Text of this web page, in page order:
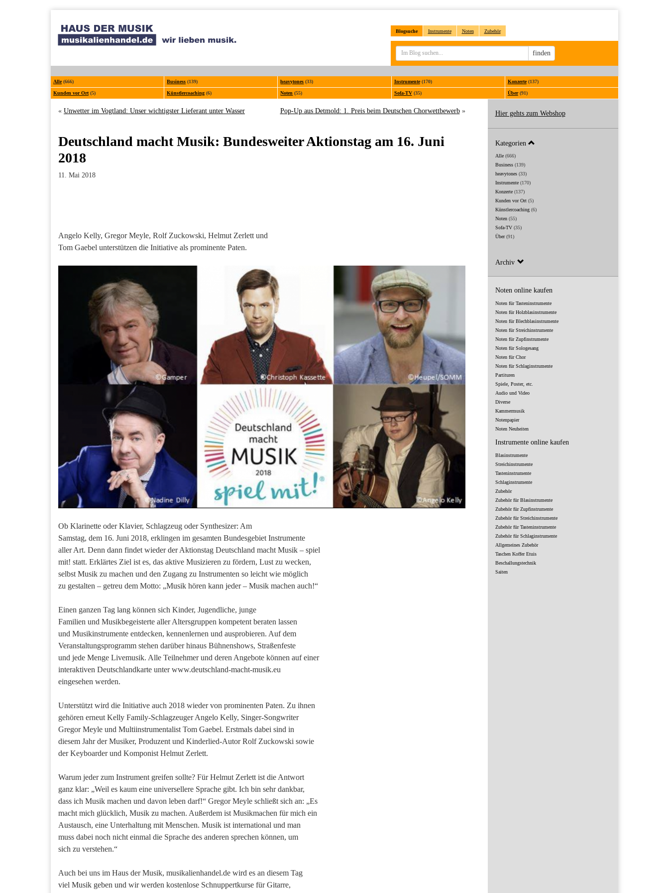
Blogsuche Instrumente Noten Zubehör
Sucheingabe
finden
Alle(666) Business (139) heavytones (33) Instrumente(170) Konzerte(137)
Kunden vor Ort (5) Künstlercoaching (6) Noten (55) Sofa-TV(35) Über(91)
« Unwetter im Vogtland: Unser wichtigster Lieferant unter Wasser Pop-Up aus Detmold: 1. Preis beim Deutschen Chorwettbewerb»
Deutschland macht Musik: Bundesweiter Aktionstag am 16. Juni
2018
11. Mai 2018
Angelo Kelly, Gregor Meyle, Rolf Zuckowski, Helmut Zerlett und
Tom Gaebel unterstützen die Initiative als prominente Paten.
Ob Klarinette oder Klavier, Schlagzeug oder Synthesizer: Am
Samstag, dem 16. Juni 2018, erklingen im gesamten Bundesgebiet Instrumente
aller Art. Denn dann findet wieder der Aktionstag Deutschland macht Musik – spiel
mit! statt. Erklärtes Ziel ist es, das aktive Musizieren zu fördern, Lust zu wecken,
selbst Musik zu machen und den Zugang zu Instrumenten so leicht wie möglich
zu gestalten – getreu dem Motto: „Musik hören kann jeder – Musik machen auch!“
Einen ganzen Tag lang können sich Kinder, Jugendliche, junge
Familien und Musikbegeisterte aller Altersgruppen kompetent beraten lassen
und Musikinstrumente entdecken, kennenlernen und ausprobieren. Auf dem
Veranstaltungsprogramm stehen darüber hinaus Bühnenshows, Straßenfeste
und jede Menge Livemusik. Alle Teilnehmer und deren Angebote können auf einer
interaktiven Deutschlandkarte unter www.deutschland-macht-musik.eu
eingesehen werden.
Unterstützt wird die Initiative auch 2018 wieder von prominenten Paten. Zu ihnen
gehören erneut Kelly Family-Schlagzeuger Angelo Kelly, Singer-Songwriter
Gregor Meyle und Multiinstrumentalist Tom Gaebel. Erstmals dabei sind in
diesem Jahr der Musiker, Produzent und Kinderlied-Autor Rolf Zuckowski sowie
der Keyboarder und Komponist Helmut Zerlett.
Warum jeder zum Instrument greifen sollte? Für Helmut Zerlett ist die Antwort
ganz klar: „Weil es kaum eine universellere Sprache gibt. Ich bin sehr dankbar,
dass ich Musik machen und davon leben darf!“ Gregor Meyle schließt sich an: „Es
macht mich glücklich, Musik zu machen. Außerdem ist Musikmachen für mich ein
Austausch, eine Unterhaltung mit Menschen. Musik ist international und man
muss dabei noch nicht einmal die Sprache des anderen sprechen können, um
sich zu verstehen.“
Auch bei uns im Haus der Musik, musikalienhandel.de wird es an diesem Tag
viel Musik geben und wir werden kostenlose Schnuppertkurse für Gitarre,
Hier gehts zum Webshop
Kategorien
Alle(666)
Business(139)
heavytones(33)
Instrumente(170)
Konzerte(137)
Kunden vor Ort(5)
Künstlercoaching(6)
Noten(55)
Sofa-TV(35)
Über(91)
Archiv
Noten online kaufen
Noten für Tasteninstrumente
Noten für Holzblasinstrumente
Noten für Blechblasinstrumente
Noten für Streichinstrumente
Noten für Zupfinstrumente
Noten für Sologesang
Noten für Chor
Noten für Schlaginstrumente
Partituren
Spiele, Poster, etc.
Audio und Video
Diverse
Kammermusik
Notenpapier
Noten Neuheiten
Instrumente online kaufen
Blasinstrumente
Streichinstrumente
Tasteninstrumente
Schlaginstrumente
Zubehör
Zubehör für Blasinstrumente
Zubehör für Zupfinstrumente
Zubehör für Streichinstrumente
Zubehör für Tasteninstrumente
Zubehör für Schlaginstrumente
Allgemeines Zubehör
Taschen Koffer Etuis
Beschallungstechnik
Saiten